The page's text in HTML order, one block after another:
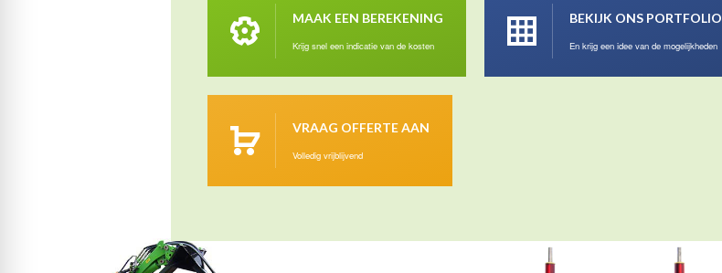
MAAK EEN BEREKENING
Krijg snel een indicatie van de kosten
BEKIJK ONS PORTFOLIO
En krijg een idee van de mogelijkheden
VRAAG OFFERTE AAN
Volledig vrijblijvend